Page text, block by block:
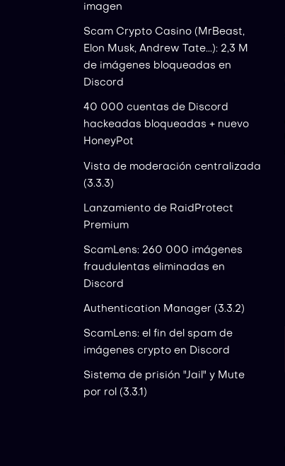
imagen
Scam Crypto Casino (MrBeast,
Elon Musk, Andrew Tate...): 2,3 M
de imágenes bloqueadas en
Discord
40 000 cuentas de Discord
hackeadas bloqueadas + nuevo
HoneyPot
Vista de moderación centralizada
(3.3.3)
Lanzamiento de RaidProtect
Premium
ScamLens: 260 000 imágenes
fraudulentas eliminadas en
Discord
Authentication Manager (3.3.2)
ScamLens: el fin del spam de
imágenes crypto en Discord
Sistema de prisión "Jail" y Mute
por rol (3.3.1)